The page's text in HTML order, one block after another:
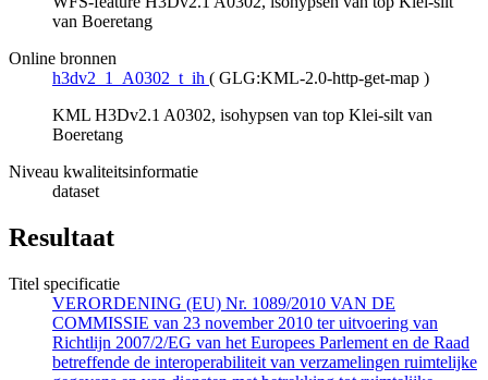
van Boeretang
Online bronnen
h3dv2_1_A0302_t_ih ( GLG:KML-2.0-http-get-map )
KML H3Dv2.1 A0302, isohypsen van top Klei-silt van
Boeretang
Niveau kwaliteitsinformatie
dataset
Resultaat
Titel specificatie
VERORDENING (EU) Nr. 1089/2010 VAN DE
COMMISSIE van 23 november 2010 ter uitvoering van
Richtlijn 2007/2/EG van het Europees Parlement en de Raad
betreffende de interoperabiliteit van verzamelingen ruimtelijke